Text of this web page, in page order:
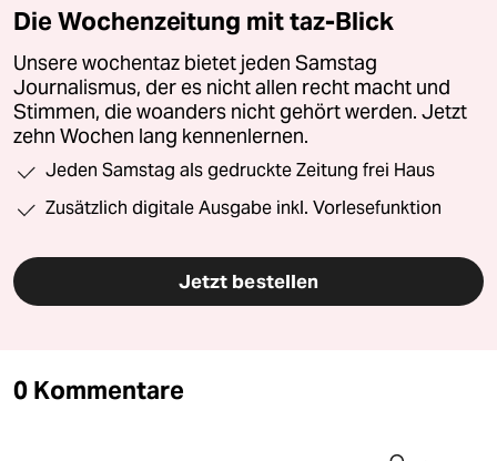
Die Wochenzeitung mit taz-Blick
Unsere wochentaz bietet jeden Samstag
Journalismus, der es nicht allen recht macht und
Stimmen, die woanders nicht gehört werden. Jetzt
zehn Wochen lang kennenlernen.
Jeden Samstag als gedruckte Zeitung frei Haus
Zusätzlich digitale Ausgabe inkl. Vorlesefunktion
Jetzt bestellen
0 Kommentare